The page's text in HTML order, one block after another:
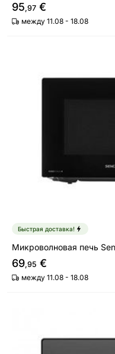
95,97 €
между 11.08 - 18.08
Быстрая доставка!
Микроволновая печь
69,95 €
между 11.08 - 18.08